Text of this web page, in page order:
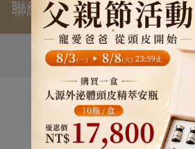
感謝吳曉*先生購買父親
聯絡我們